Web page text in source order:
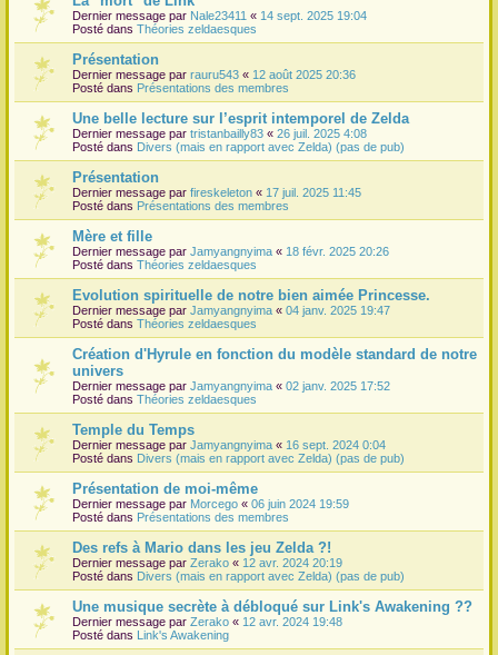
Dernier message par Nale23411 « 14 sept. 2025 19:04
Posté dans Théories zeldaesques
Présentation
Dernier message par rauru543 « 12 août 2025 20:36
Posté dans Présentations des membres
Une belle lecture sur l’esprit intemporel de Zelda
Dernier message par tristanbailly83 « 26 juil. 2025 4:08
Posté dans Divers (mais en rapport avec Zelda) (pas de pub)
Présentation
Dernier message par fireskeleton « 17 juil. 2025 11:45
Posté dans Présentations des membres
Mère et fille
Dernier message par Jamyangnyima « 18 févr. 2025 20:26
Posté dans Théories zeldaesques
Evolution spirituelle de notre bien aimée Princesse.
Dernier message par Jamyangnyima « 04 janv. 2025 19:47
Posté dans Théories zeldaesques
Création d'Hyrule en fonction du modèle standard de notre
univers
Dernier message par Jamyangnyima « 02 janv. 2025 17:52
Posté dans Théories zeldaesques
Temple du Temps
Dernier message par Jamyangnyima « 16 sept. 2024 0:04
Posté dans Divers (mais en rapport avec Zelda) (pas de pub)
Présentation de moi-même
Dernier message par Morcego « 06 juin 2024 19:59
Posté dans Présentations des membres
Des refs à Mario dans les jeu Zelda ?!
Dernier message par Zerako « 12 avr. 2024 20:19
Posté dans Divers (mais en rapport avec Zelda) (pas de pub)
Une musique secrète à débloqué sur Link's Awakening ??
Dernier message par Zerako « 12 avr. 2024 19:48
Posté dans Link's Awakening